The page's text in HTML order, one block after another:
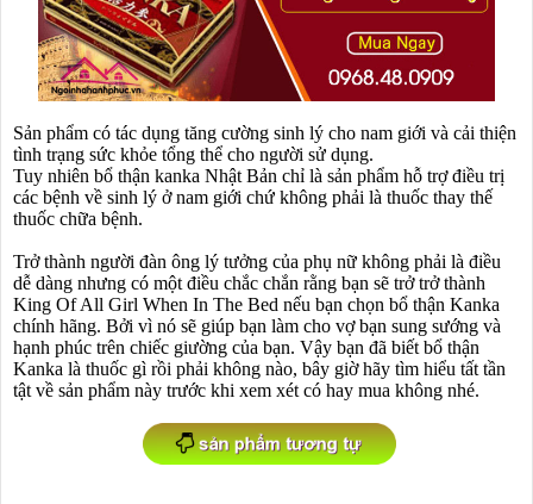
Sản phẩm có tác dụng tăng cường sinh lý cho nam giới và cải thiện
tình trạng sức khỏe tổng thể cho người sử dụng.
Tuy nhiên bổ thận kanka Nhật Bản chỉ là sản phẩm hỗ trợ điều trị
các bệnh về sinh lý ở nam giới chứ không phải là thuốc thay thế
thuốc chữa bệnh.
Trở thành người đàn ông lý tưởng của phụ nữ không phải là điều
dễ dàng nhưng có một điều chắc chắn rằng bạn sẽ trở trở thành
King Of All Girl When In The Bed nếu bạn chọn bổ thận Kanka
chính hãng. Bởi vì nó sẽ giúp bạn làm cho vợ bạn sung sướng và
hạnh phúc trên chiếc giường của bạn. Vậy bạn đã biết bổ thận
Kanka là thuốc gì rồi phải không nào, bây giờ hãy tìm hiểu tất tần
tật về sản phẩm này trước khi xem xét có hay mua không nhé.